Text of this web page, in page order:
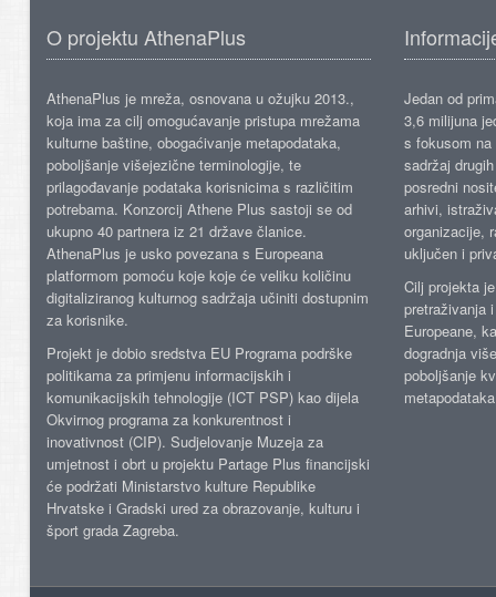
O projektu AthenaPlus
AthenaPlus je mreža, osnovana u ožujku 2013.,
koja ima za cilj omogućavanje pristupa mrežama
kulturne baštine, obogaćivanje metapodataka,
poboljšanje višejezične terminologije, te
prilagođavanje podataka korisnicima s različitim
potrebama. Konzorcij Athene Plus sastoji se od
ukupno 40 partnera iz 21 države članice.
AthenaPlus je usko povezana s Europeana
platformom pomoću koje koje će veliku količinu
digitaliziranog kulturnog sadržaja učiniti dostupnim
za korisnike.
Projekt je dobio sredstva EU Programa podrške
politikama za primjenu informacijskih i
komunikacijskih tehnologije (ICT PSP) kao dijela
Okvirnog programa za konkurentnost i
inovativnost (CIP). Sudjelovanje Muzeja za
umjetnost i obrt u projektu Partage Plus financijski
će podržati Ministarstvo kulture Republike
Hrvatske i Gradski ured za obrazovanje, kulturu i
šport grada Zagreba.
Jedan od
3,6 milijuna
s fokusom
sadržaj
posredni
arhivi,
organizacije,
uključen i
Cilj projekta
pretraživanja
Europeane,
dogradnja
poboljšanje